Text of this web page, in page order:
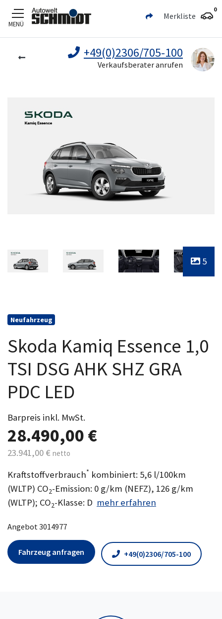
Zum Hauptinhalt
MENÜ
Merkliste
0
+49(0)2306/705-100
Verkaufsberater anrufen
5
Neufahrzeug
Skoda Kamiq Essence 1,0
TSI DSG AHK SHZ GRA
PDC LED
Barpreis inkl. MwSt.
28.490,00 €
23.941,00 € netto
Kraftstoffverbrauch* kombiniert: 5,6 l/100km
(WLTP) CO2-Emission: 0 g/km (NEFZ), 126 g/km
(WLTP); CO2-Klasse: D mehr erfahren
Angebot 3014977
Fahrzeug anfragen +49(0)2306/705-100